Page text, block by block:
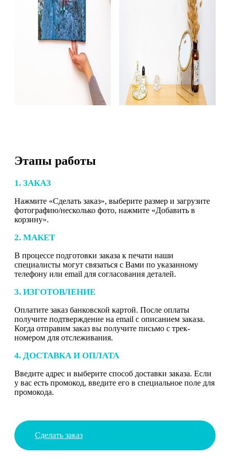
Этапы работы
1. ЗАКАЗ
Нажмите «Сделать заказ», выберите размер и загрузите
фотографию/несколько фото, нажмите «Добавить в
корзину».
2. МАКЕТ
В процессе подготовки заказа к печати наши
специалисты могут связаться с Вами по указанному
телефону или email для согласования деталей.
3. ИЗГОТОВЛЕНИЕ
Оплатите заказ банковской картой. После оплаты
получите подтверждение на email с описанием заказа.
Когда отправим заказ вы получите письмо с трек-
номером для отслеживания.
4. ДОСТАВКА И ОПЛАТА
Введите адрес и выберите способ доставки заказа. Если
у вас есть промокод, введите его в специальное поле для
промокода.
Сделать заказ